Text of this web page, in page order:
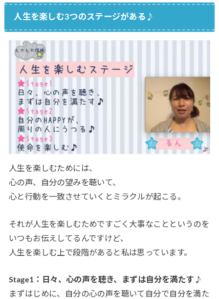
人生を楽しむ3つのステージがある♪
人生を楽しむためには、
心の声、自分の望みを聴いて、
心と行動を一致させていくとミラクルが起こる。
それが人生を楽しむためですごく大事なことというのを
いつもお伝えしてるんですけど、
人生を楽しむ上で段階があると私は思っています。
Stage1：日々、心の声を聴き、まずは自分を満たす♪
まずはじめに、自分の心の声を聴いて自分で自分を満た